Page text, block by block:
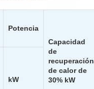
Potencia
Capacidad
de
recuperación
de calor de
30% kW
kW